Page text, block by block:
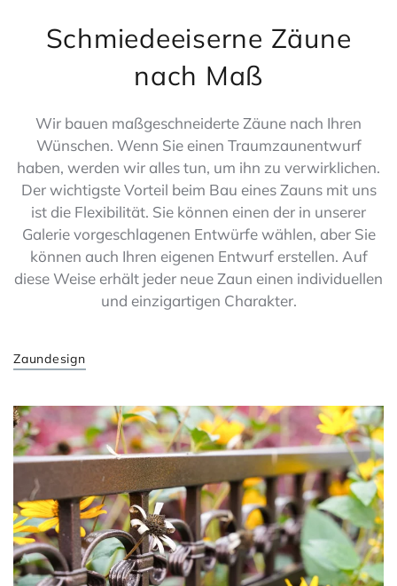
Schmiedeeiserne Zäune
nach Maß
Wir bauen maßgeschneiderte Zäune nach Ihren
Wünschen. Wenn Sie einen Traumzaunentwurf
haben, werden wir alles tun, um ihn zu verwirklichen.
Der wichtigste Vorteil beim Bau eines Zauns mit uns
ist die Flexibilität. Sie können einen der in unserer
Galerie vorgeschlagenen Entwürfe wählen, aber Sie
können auch Ihren eigenen Entwurf erstellen. Auf
diese Weise erhält jeder neue Zaun einen individuellen
und einzigartigen Charakter.
Zaundesign